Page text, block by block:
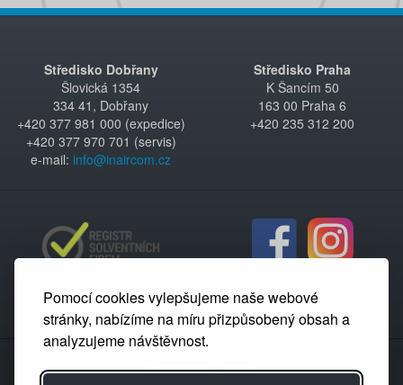
Pomocí cookies vylepšujeme naše webové
stránky, nabízíme na míru přizpůsobený obsah a
analyzujeme návštěvnost.
Středisko Dobřany
Šlovická 1354
334 41, Dobřany
+420 377 981 000 (expedice)
+420 377 970 701 (servis)
e-mail: info@inaircom.cz
Středisko Praha
K Šancím 50
163 00 Praha 6
+420 235 312 200
Partnerský portál